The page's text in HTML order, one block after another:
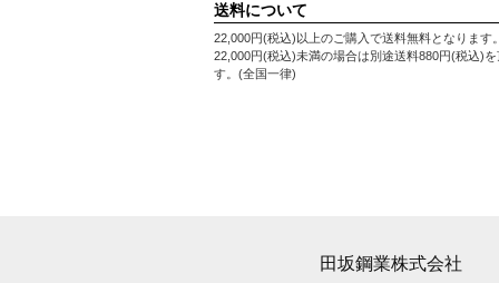
送料について
22,000円(税込)以上のご購入で送料無料となります。
22,000円(税込)未満の場合は別途送料880円(税込)を
す。(全国一律)
田坂鋼業株式会社